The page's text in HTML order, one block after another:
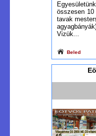
összesen
tavak
Vizük...
Beled